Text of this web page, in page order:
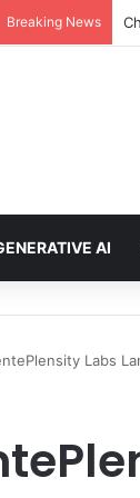
Breaking News
AI
Labs